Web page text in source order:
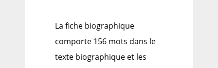
La fiche biographique
comporte 156 mots dans le
texte biographique et les